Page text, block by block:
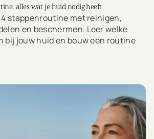
alles wat je huid nodig heeft
stappenroutine met reinigen,
en beschermen. Leer welke
bij jouw huid en bouw een routine